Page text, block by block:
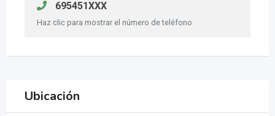
695451XXX
Haz clic para mostrar el número de teléfono
Ubicación